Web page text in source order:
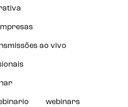
ao vivo
webinars